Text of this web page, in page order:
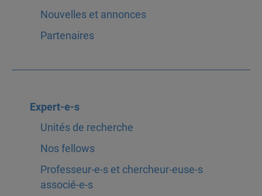
Nouvelles et annonces
Partenaires
Expert-e-s
Unités de recherche
Nos fellows
Professeur-e-s et chercheur-euse-s
associé-e-s